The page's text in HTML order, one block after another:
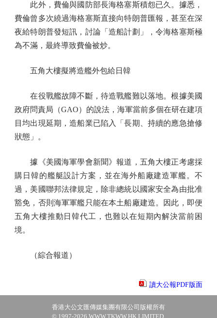
此外，費倫與國防部長海格塞斯積怨已久。據悉，
費倫曾多次繞過海格塞斯直接向特朗普匯報，甚至在深
夜給特朗普發短訊，討論「造船計劃」，令海格塞斯極
為不滿，最終導致費倫被炒。
五角大樓擬將造艦外包給日韓
在役戰艦故障不斷，待造戰艦難以落地。根據美國
政府問責局（GAO）的說法，海軍當前多個在研在建項
目均出現延期，造船業已陷入「長期、持續的應急搶修
狀態」。
據《美國海軍學會新聞》報道，五角大樓正考慮採
購日韓的艦艇設計方案，並在海外船廠建造軍艦。不
過，美國聯邦法律規定，除非總統以國家安全為由批准
豁免，否則海軍軍艦只能在本土船廠建造。因此，即便
五角大樓推動日韓代工，也難以在短期內解決當前困
境。
（綜合報道）
讀大公報PDF版面
香港大公文匯傳媒集團有限公司版權所有
© 1997-2026 WWW.TKWW.HK LIMITED.